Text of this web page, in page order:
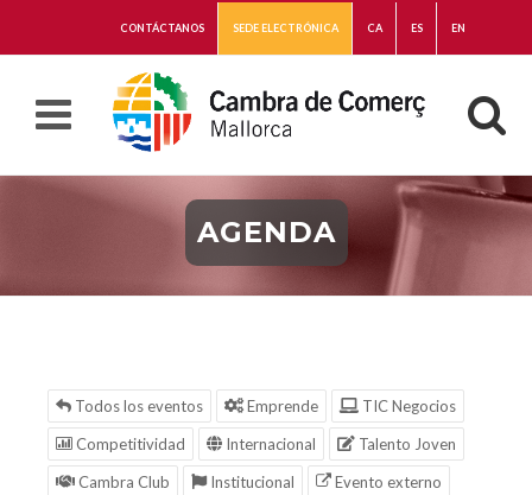
CONTÁCTANOS SEDE ELECTRÓNICA CA ES EN
AGENDA
Todos los eventos Emprende
TIC Negocios
Competitividad
Internacional
Talento Joven
Cambra Club
Institucional
Evento externo